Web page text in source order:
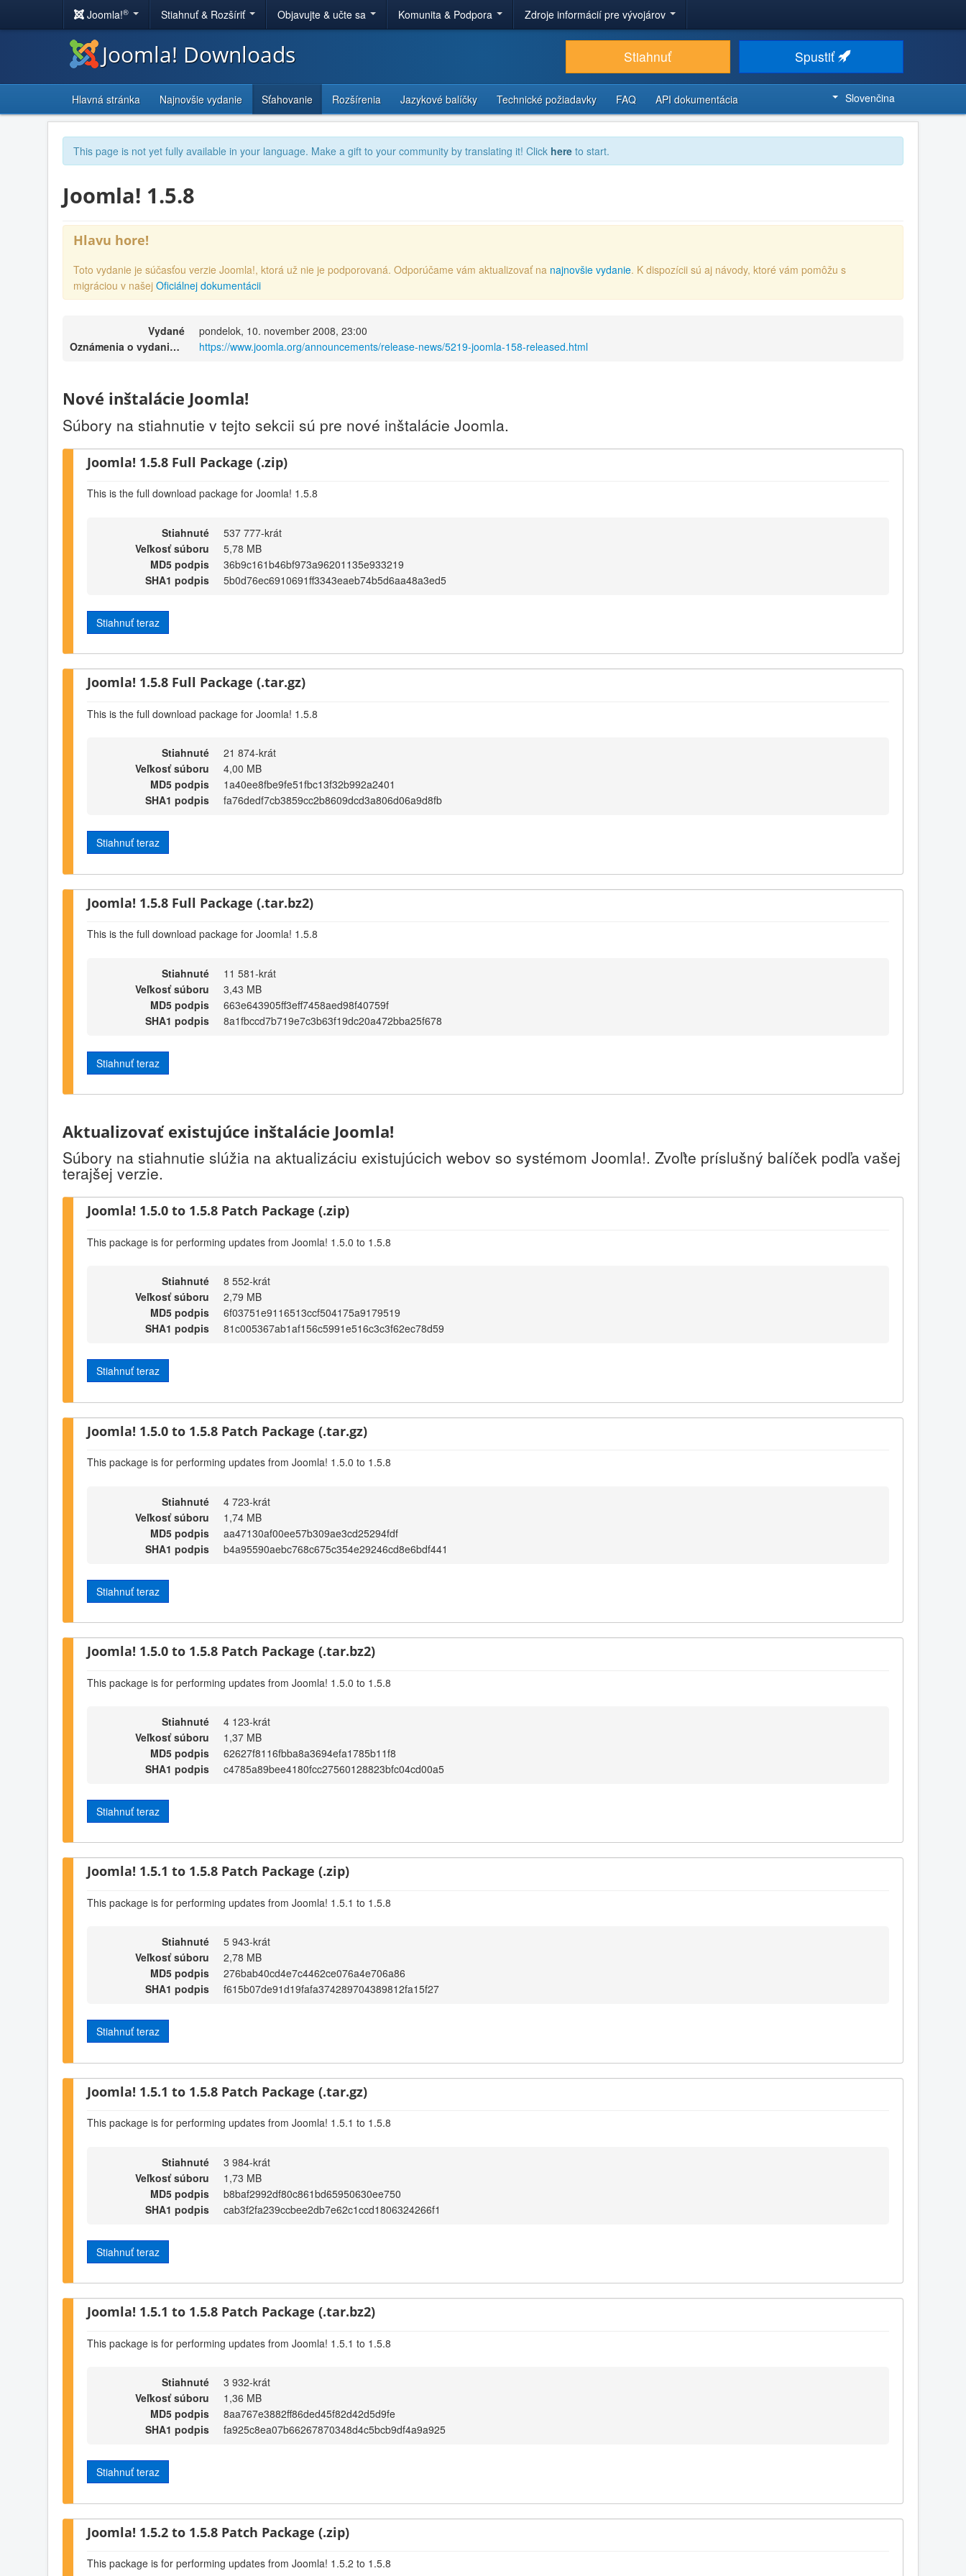
Joomla!® Stiahnuť & Rozšíriť Objavujte & učte sa Komunita & Podpora Zdroje informácií pre vývojárov
Joomla! Downloads Stiahnuť Spustiť
Hlavná stránka Najnovšie vydanie Sťahovanie Rozšírenia Jazykové balíčky Technické požiadavky FAQ API dokumentácia Slovenčina
This page is not yet fully available in your language. Make a gift to your community by translating it! Click here to start.
Joomla! 1.5.8
Hlavu hore!
Toto vydanie je súčasťou verzie Joomla!, ktorá už nie je podporovaná. Odporúčame vám aktualizovať na najnovšie vydanie. K dispozícii sú aj návody, ktoré vám pomôžu s
migráciou v našej Oficiálnej dokumentácii
Vydané
pondelok, 10. november 2008, 23:00
Oznámenia o vydaniach
https://www.joomla.org/announcements/release-news/5219-joomla-158-released.html
Nové inštalácie Joomla!
Súbory na stiahnutie v tejto sekcii sú pre nové inštalácie Joomla.
Joomla! 1.5.8 Full Package (.zip)
This is the full download package for Joomla! 1.5.8
Stiahnuté
537 777-krát
Veľkosť súboru
5,78 MB
MD5 podpis
36b9c161b46bf973a96201135e933219
SHA1 podpis
5b0d76ec6910691ff3343eaeb74b5d6aa48a3ed5
Stiahnuť teraz
Joomla! 1.5.8 Full Package (.tar.gz)
This is the full download package for Joomla! 1.5.8
Stiahnuté
21 874-krát
Veľkosť súboru
4,00 MB
MD5 podpis
1a40ee8fbe9fe51fbc13f32b992a2401
SHA1 podpis
fa76dedf7cb3859cc2b8609dcd3a806d06a9d8fb
Stiahnuť teraz
Joomla! 1.5.8 Full Package (.tar.bz2)
This is the full download package for Joomla! 1.5.8
Stiahnuté
11 581-krát
Veľkosť súboru
3,43 MB
MD5 podpis
663e643905ff3eff7458aed98f40759f
SHA1 podpis
8a1fbccd7b719e7c3b63f19dc20a472bba25f678
Stiahnuť teraz
Aktualizovať existujúce inštalácie Joomla!
Súbory na stiahnutie slúžia na aktualizáciu existujúcich webov so systémom Joomla!. Zvoľte príslušný balíček podľa vašej
terajšej verzie.
Joomla! 1.5.0 to 1.5.8 Patch Package (.zip)
This package is for performing updates from Joomla! 1.5.0 to 1.5.8
Stiahnuté
8 552-krát
Veľkosť súboru
2,79 MB
MD5 podpis
6f03751e9116513ccf504175a9179519
SHA1 podpis
81c005367ab1af156c5991e516c3c3f62ec78d59
Stiahnuť teraz
Joomla! 1.5.0 to 1.5.8 Patch Package (.tar.gz)
This package is for performing updates from Joomla! 1.5.0 to 1.5.8
Stiahnuté
4 723-krát
Veľkosť súboru
1,74 MB
MD5 podpis
aa47130af00ee57b309ae3cd25294fdf
SHA1 podpis
b4a95590aebc768c675c354e29246cd8e6bdf441
Stiahnuť teraz
Joomla! 1.5.0 to 1.5.8 Patch Package (.tar.bz2)
This package is for performing updates from Joomla! 1.5.0 to 1.5.8
Stiahnuté
4 123-krát
Veľkosť súboru
1,37 MB
MD5 podpis
62627f8116fbba8a3694efa1785b11f8
SHA1 podpis
c4785a89bee4180fcc27560128823bfc04cd00a5
Stiahnuť teraz
Joomla! 1.5.1 to 1.5.8 Patch Package (.zip)
This package is for performing updates from Joomla! 1.5.1 to 1.5.8
Stiahnuté
5 943-krát
Veľkosť súboru
2,78 MB
MD5 podpis
276bab40cd4e7c4462ce076a4e706a86
SHA1 podpis
f615b07de91d19fafa374289704389812fa15f27
Stiahnuť teraz
Joomla! 1.5.1 to 1.5.8 Patch Package (.tar.gz)
This package is for performing updates from Joomla! 1.5.1 to 1.5.8
Stiahnuté
3 984-krát
Veľkosť súboru
1,73 MB
MD5 podpis
b8baf2992df80c861bd65950630ee750
SHA1 podpis
cab3f2fa239ccbee2db7e62c1ccd1806324266f1
Stiahnuť teraz
Joomla! 1.5.1 to 1.5.8 Patch Package (.tar.bz2)
This package is for performing updates from Joomla! 1.5.1 to 1.5.8
Stiahnuté
3 932-krát
Veľkosť súboru
1,36 MB
MD5 podpis
8aa767e3882ff86ded45f82d42d5d9fe
SHA1 podpis
fa925c8ea07b66267870348d4c5bcb9df4a9a925
Stiahnuť teraz
Joomla! 1.5.2 to 1.5.8 Patch Package (.zip)
This package is for performing updates from Joomla! 1.5.2 to 1.5.8